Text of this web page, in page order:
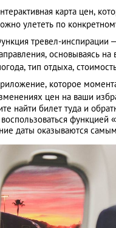
карта цен,
улететь по
тревел-инспирации
основываясь
тип отдыха,
которое
цен на ваши
найти билет туда и
функцией
даты оказываются